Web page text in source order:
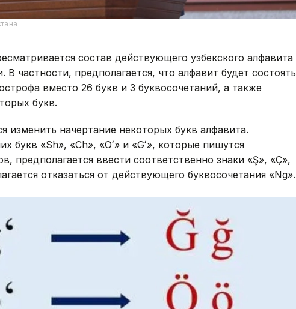
состав действующего узбекского алфавита
В частности, предполагается, что алфавит будет состоять
вместо 26 букв и 3 буквосочетаний, а также
букв.
изменить начертание некоторых букв алфавита.
букв «Sh», «Ch», «Oʻ» и «Gʻ», которые пишутся
предполагается ввести соответственно знаки «Ş», «Ç»,
отказаться от действующего буквосочетания «Ng».